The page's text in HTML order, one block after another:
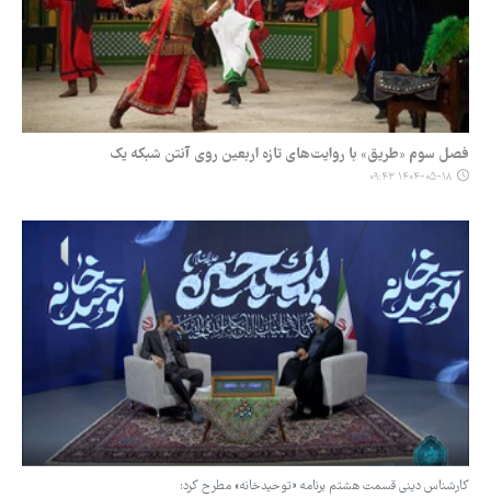
فصل سوم «طریق» با روایت‌های تازه اربعین روی آنتن شبکه یک
۱۴۰۴-۰۵-۱۸ ۰۹:۴۳
کارشناس دینی قسمت هشتم برنامه «توحیدخانه» مطرح کرد: